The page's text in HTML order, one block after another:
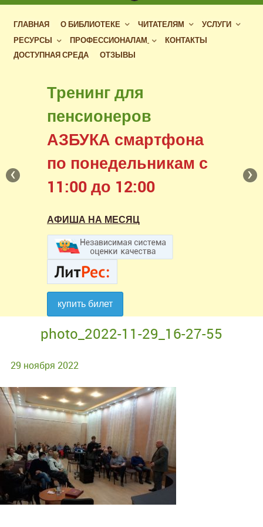
ГЛАВНАЯ О БИБЛИОТЕКЕ ЧИТАТЕЛЯМ
УСЛУГИ
РЕСУРСЫ
ПРОФЕССИОНАЛАМ
КОНТАКТЫ
ДОСТУПНАЯ СРЕДА
ОТЗЫВЫ
Бесплатный доступ
к фондам российских
библиотек
в нашем читальном зале
АФИША НА МЕСЯЦ
купить билет
Тренинг для
пенсионеров
АЗБУКА смартфона
по понедельникам с
11:00 до 12:00
АФИША НА МЕСЯЦ
купить билет
›
‹
photo_2022-11-29_16-27-55
29 ноября 2022